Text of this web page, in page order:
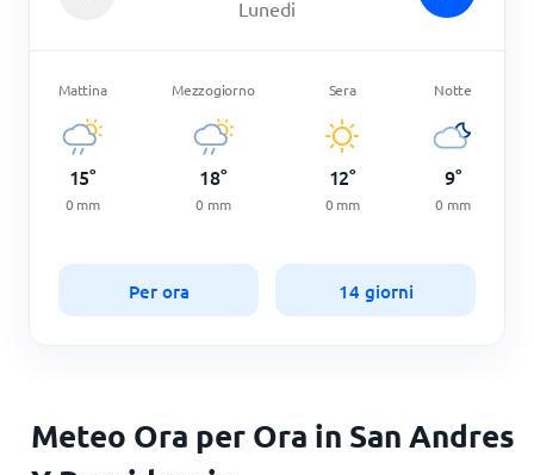
Lunedi
Mattina
15°
0 mm
Mezzogiorno
18°
0 mm
Sera
12°
0 mm
Notte
9°
0 mm
Per ora 14 giorni
Meteo Ora per Ora in San Andres